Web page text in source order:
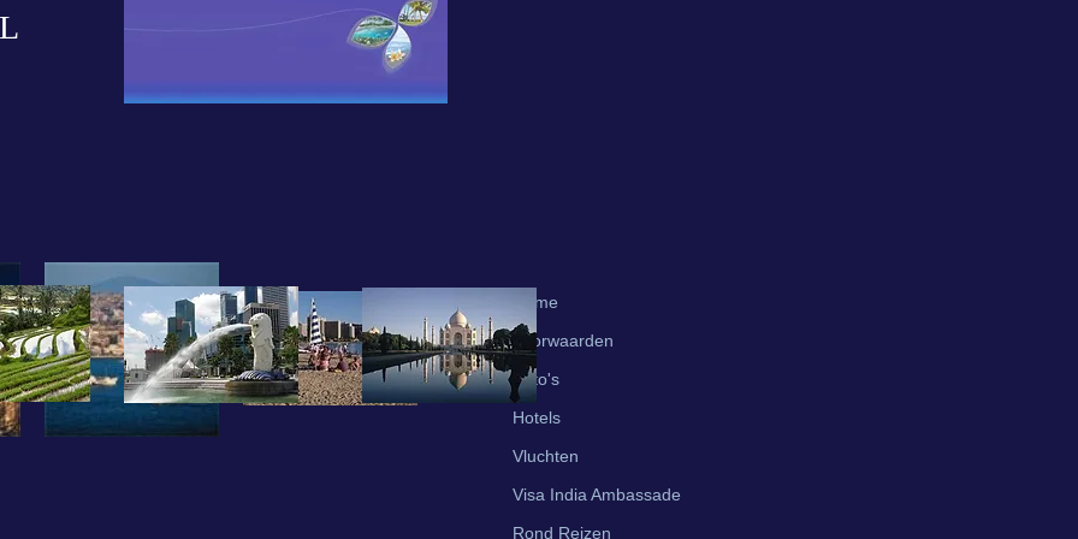
Home
Voorwaarden
Foto's
Hotels
Vluchten
Visa India Ambassade
Rond Reizen